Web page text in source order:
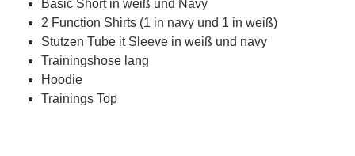
Basic Short in weiß und Navy
2 Function Shirts (1 in navy und 1 in weiß)
Stutzen Tube it Sleeve in weiß und navy
Trainingshose lang
Hoodie
Trainings Top